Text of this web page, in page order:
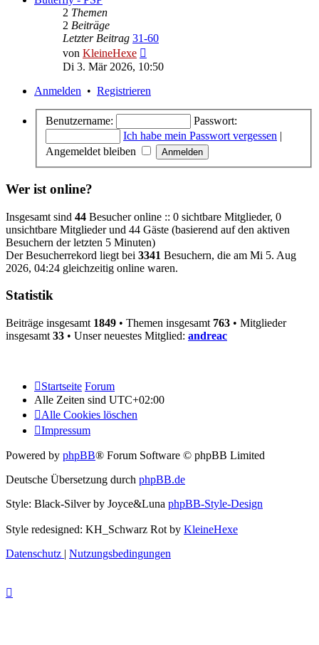
2 Themen
2 Beiträge
Letzter Beitrag 31-60
von KleineHexe
Beitrag
Di 3. Mär 2026, 10:50
Anmelden • Registrieren
Benutzername:
Passwort:
Ich habe mein Passwort vergessen |
Angemeldet bleiben
Wer ist online?
Insgesamt sind 44 Besucher online :: 0 sichtbare Mitglieder, 0
unsichtbare Mitglieder und 44 Gäste (basierend auf den aktiven
Besuchern der letzten 5 Minuten)
Der Besucherrekord liegt bei 3341 Besuchern, die am Mi 5. Aug
2026, 04:24 gleichzeitig online waren.
Statistik
Beiträge insgesamt 1849 • Themen insgesamt 763 • Mitglieder
insgesamt 33 • Unser neuestes Mitglied: andreac
Startseite Forum
Alle Zeiten sind UTC+02:00
Alle Cookies löschen
Impressum
Powered by phpBB® Forum Software © phpBB Limited
Deutsche Übersetzung durch phpBB.de
Style: Black-Silver by Joyce&Luna phpBB-Style-Design
Style redesigned: KH_Schwarz Rot by KleineHexe
Datenschutz | Nutzungsbedingungen